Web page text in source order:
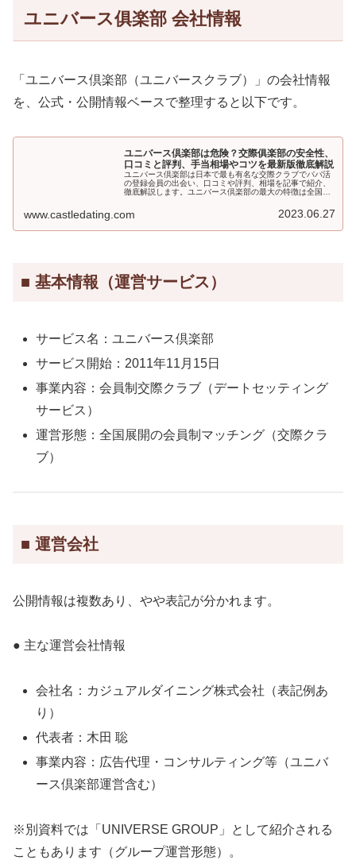
ユニバース俱楽部 会社情報
「ユニバース倶楽部（ユニバースクラブ）」の会社情報
を、公式・公開情報ベースで整理すると以下です。
ユニバース倶楽部は危険？交際俱楽部の安全性、
口コミと評判、手当相場やコツを最新版徹底解説
ユニバース倶楽部は日本で最も有名な交際クラブでパパ活
の登録会員の出会い、口コミや評判、相場を記事で紹介、
徹底解説します。ユニバース倶楽部の最大の特徴は全国展
精通しているため、地方在住の男性や女性にもとてもお勧
めの交際クラブになります。さらに所属している会員もと
www.castledating.com 2023.06.27
■ 基本情報（運営サービス）
サービス名：ユニバース倶楽部
サービス開始：2011年11月15日
事業内容：会員制交際クラブ（デートセッティング
サービス）
運営形態：全国展開の会員制マッチング（交際クラ
ブ）
■ 運営会社
公開情報は複数あり、やや表記が分かれます。
● 主な運営会社情報
会社名：カジュアルダイニング株式会社（表記例あ
り）
代表者：木田 聡
事業内容：広告代理・コンサルティング等（ユニバ
ース倶楽部運営含む）
※別資料では「UNIVERSE GROUP」として紹介される
こともあります（グループ運営形態）。